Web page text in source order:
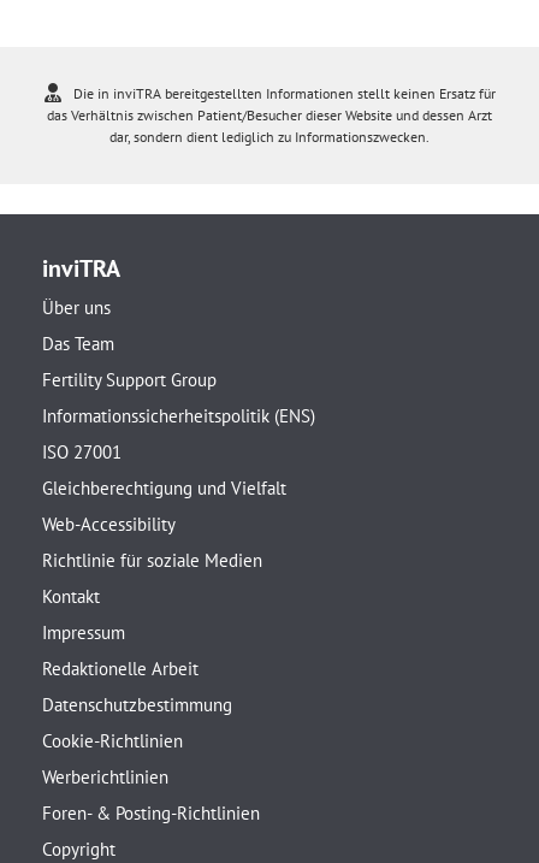
Die in inviTRA bereitgestellten Informationen stellt keinen Ersatz für
das Verhältnis zwischen Patient/Besucher dieser Website und dessen Arzt
dar, sondern dient lediglich zu Informationszwecken.
inviTRA
Über uns
Das Team
Fertility Support Group
Informationssicherheitspolitik (ENS)
ISO 27001
Gleichberechtigung und Vielfalt
Web-Accessibility
Richtlinie für soziale Medien
Kontakt
Impressum
Redaktionelle Arbeit
Datenschutzbestimmung
Cookie-Richtlinien
Werberichtlinien
Foren- & Posting-Richtlinien
Copyright